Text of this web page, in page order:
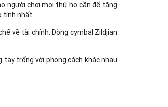
người chơi mọi thứ họ cần để tăng
tính nhất.
về tài chính. Dòng cymbal Zildjian
tay trống với phong cách khác nhau